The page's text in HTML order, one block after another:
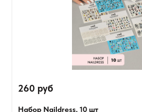
260 руб
Набор Naildress, 10 шт